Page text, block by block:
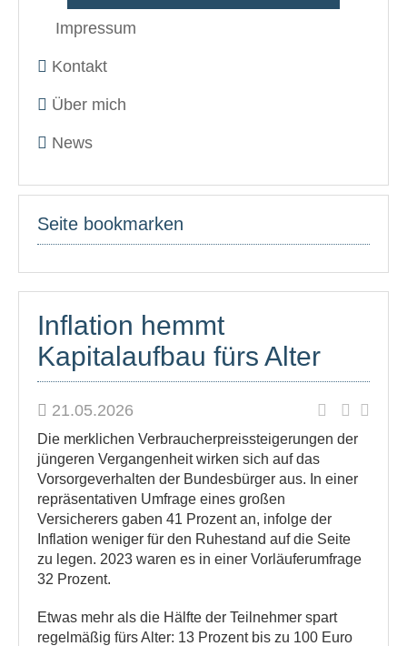
Impressum
Kontakt
Über mich
News
Seite bookmarken
Inflation hemmt
Kapitalaufbau fürs Alter
21.05.2026
Die merklichen Verbraucherpreissteigerungen der
jüngeren Vergangenheit wirken sich auf das
Vorsorgeverhalten der Bundesbürger aus. In einer
repräsentativen Umfrage eines großen
Versicherers gaben 41 Prozent an, infolge der
Inflation weniger für den Ruhestand auf die Seite
zu legen. 2023 waren es in einer Vorläuferumfrage
32 Prozent.
Etwas mehr als die Hälfte der Teilnehmer spart
regelmäßig fürs Alter: 13 Prozent bis zu 100 Euro